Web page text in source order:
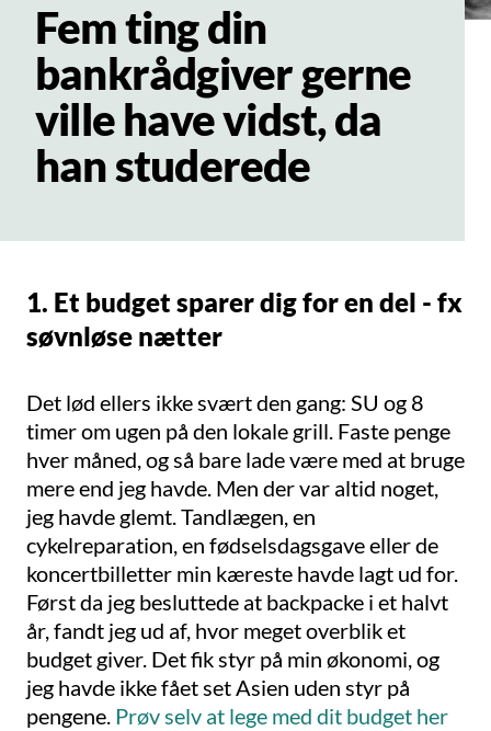
Fem ting din
bankrådgiver gerne
ville have vidst, da
han studerede
1. Et budget sparer dig for en del - fx
søvnløse nætter
Det lød ellers ikke svært den gang: SU og 8
timer om ugen på den lokale grill. Faste penge
hver måned, og så bare lade være med at bruge
mere end jeg havde. Men der var altid noget,
jeg havde glemt. Tandlægen, en
cykelreparation, en fødselsdagsgave eller de
koncertbilletter min kæreste havde lagt ud for.
Først da jeg besluttede at backpacke i et halvt
år, fandt jeg ud af, hvor meget overblik et
budget giver. Det fik styr på min økonomi, og
jeg havde ikke fået set Asien uden styr på
pengene. Prøv selv at lege med dit budget her